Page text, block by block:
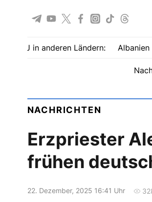
UOJ in anderen Ländern: Albanien
NACHRICHTEN
Erzpriester
frühen
22. Dezember, 2025 16:41 Uhr